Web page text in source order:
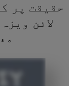
حقیقت پر
لائن